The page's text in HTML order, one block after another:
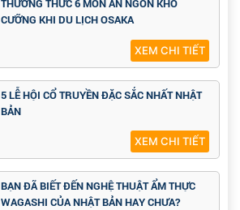
THƯỞNG THỨC 6 MÓN ĂN NGON KHÓ
CƯỠNG KHI DU LỊCH OSAKA
XEM CHI TIẾT
5 LỄ HỘI CỔ TRUYỀN ĐẶC SẮC NHẤT NHẬT
BẢN
XEM CHI TIẾT
BẠN ĐÃ BIẾT ĐẾN NGHỆ THUẬT ẨM THỰC
WAGASHI CỦA NHẬT BẢN HAY CHƯA?